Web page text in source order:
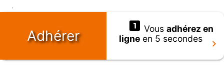
Adhérer Vousadhérez en
ligneen 5 secondes